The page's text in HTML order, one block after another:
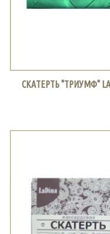
СКАТЕРТЬ "ТРИУМФ"